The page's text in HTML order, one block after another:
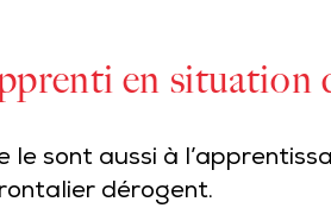
en situation
le sont aussi à
dérogent.